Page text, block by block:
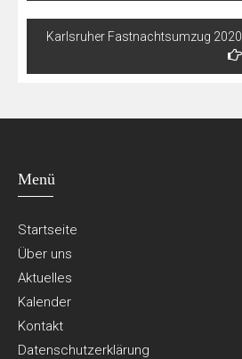
Karlsruher Fastnachtsumzug 2020
Menü
Startseite
Über uns
Aktuelles
Kalender
Kontakt
Datenschutzerklärung